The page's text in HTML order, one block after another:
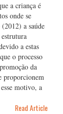
a criança é
onde se
a saúde
a estas
o processo
da
proporcionem
motivo, a
Read Article